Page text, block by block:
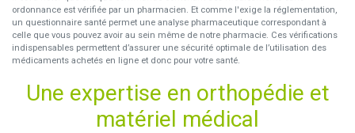
ordonnance est vérifiée par un pharmacien. Et comme l'exige la réglementation,
un questionnaire santé permet une analyse pharmaceutique correspondant à
celle que vous pouvez avoir au sein même de notre pharmacie. Ces vérifications
indispensables permettent d’assurer une sécurité optimale de l’utilisation des
médicaments achetés en ligne et donc pour votre santé.
Une expertise en orthopédie et
matériel médical